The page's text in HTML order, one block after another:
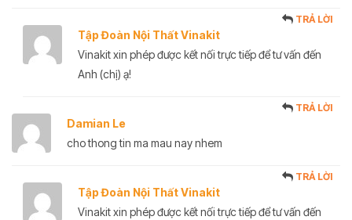
Tập Đoàn Nội Thất Vinakit
TRẢ LỜI
Vinakit xin phép được kết nối trực tiếp để tư vấn đến
Anh (chị) ạ!
Damian Le
TRẢ LỜI
cho thong tin ma mau nay nhem
Tập Đoàn Nội Thất Vinakit
TRẢ LỜI
Vinakit xin phép được kết nối trực tiếp để tư vấn đến